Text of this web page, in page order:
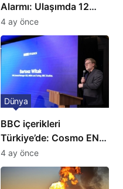
Alarmı: Ulaşımda 12
Günlük Kaos Kapıda
4 ay önce
BBC içerikleri
Türkiye’de: Cosmo EN
ve BBC Player yayında
Dünya
4 ay önce